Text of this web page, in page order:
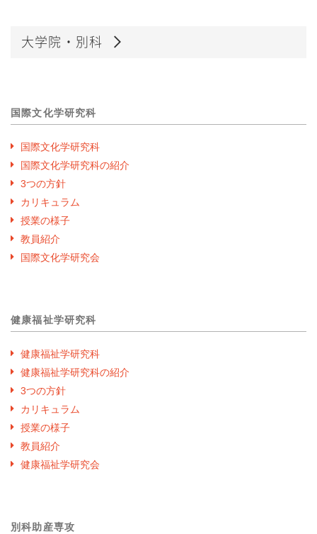
大学院・別科
国際文化学研究科
国際文化学研究科
国際文化学研究科の紹介
3つの方針
カリキュラム
授業の様子
教員紹介
国際文化学研究会
健康福祉学研究科
健康福祉学研究科
健康福祉学研究科の紹介
3つの方針
カリキュラム
授業の様子
教員紹介
健康福祉学研究会
別科助産専攻